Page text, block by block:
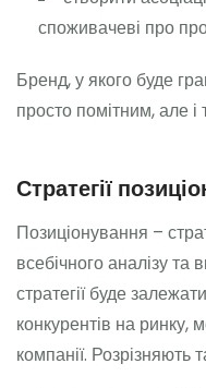
споживачеві про
Бренд, у якого буде
просто помітним, але
Стратегії
Позиціонування –
всебічного аналізу та
стратегії буде
конкурентів на ринку,
компанії. Розрізняють